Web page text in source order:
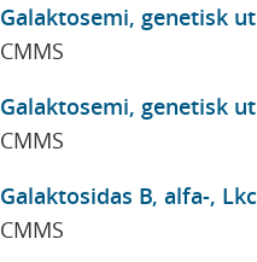
Galaktosemi, genetisk
CMMS
Galaktosemi, genetisk
CMMS
Galaktosidas B, alfa-,
CMMS